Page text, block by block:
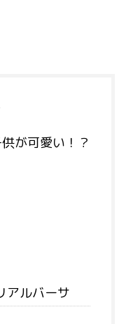
が可愛い！？
ルバーサ